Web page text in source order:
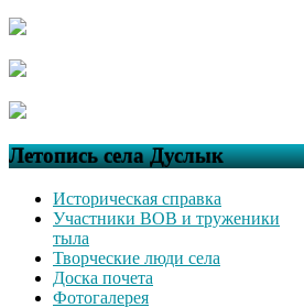
Летопись села Дуслык
Историческая справка
Участники ВОВ и труженики
тыла
Творческие люди села
Доска почета
Фотогалерея